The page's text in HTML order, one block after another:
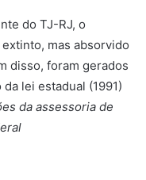
do TJ-RJ, o
mas absorvido
disso, foram gerados
lei estadual (1991)
da assessoria de